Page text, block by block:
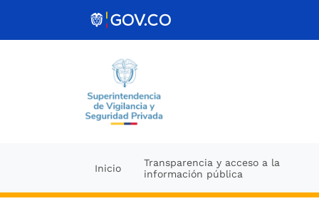
Inicio
Transparencia y acceso a la
información pública